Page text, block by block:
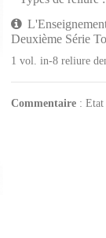
Deuxième Série
1 vol. in-8 reliure
Commentaire: Etat